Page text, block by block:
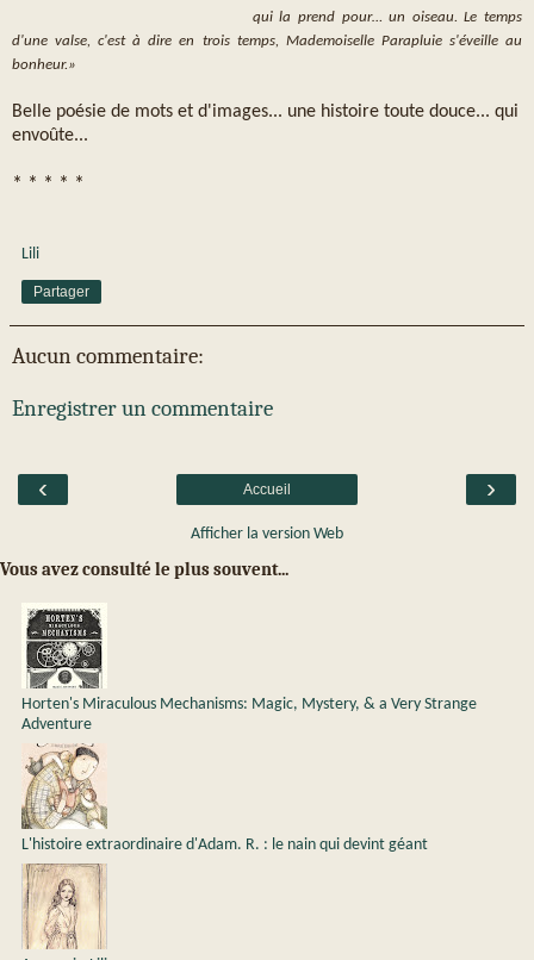
qui la prend pour… un oiseau. Le temps
d'une valse, c'est à dire en trois temps, Mademoiselle Parapluie s'éveille au
bonheur.»
Belle poésie de mots et d'images... une histoire toute douce... qui
envoûte...
* * * * *
Lili
Partager
Aucun commentaire:
Enregistrer un commentaire
‹ ›
Accueil
Afficher la version Web
Vous avez consulté le plus souvent...
Horten's Miraculous Mechanisms: Magic, Mystery, & a Very Strange
Adventure
L'histoire extraordinaire d'Adam. R. : le nain qui devint géant